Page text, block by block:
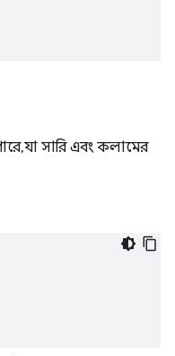
যা সারি এবং কলামের